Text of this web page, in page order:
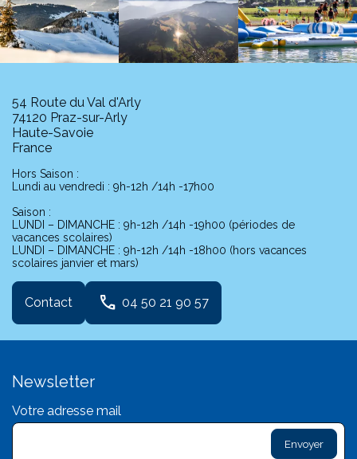
54 Route du Val d'Arly
74120 Praz-sur-Arly
Haute-Savoie
France
Hors Saison :
Lundi au vendredi : 9h-12h /14h -17h00
Saison :
LUNDI – DIMANCHE : 9h-12h /14h -19h00 (périodes de
vacances scolaires)
LUNDI – DIMANCHE : 9h-12h /14h -18h00 (hors vacances
scolaires janvier et mars)
Contact phone 04 50 21 90 57
Newsletter
Votre adresse mail